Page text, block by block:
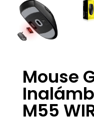
Mouse
M55